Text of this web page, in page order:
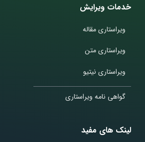
خدمات ویرایش
ویراستاری مقاله
ویراستاری متن
ویراستاری نیتیو
گواهی نامه ویراستاری
لینک های مفید